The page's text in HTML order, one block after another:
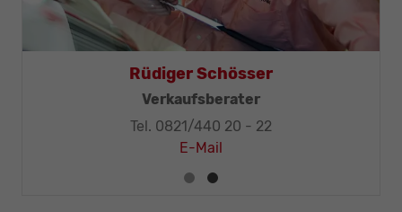
Rüdiger Schösser
Verkaufsberater
Tel. 0821/440 20 - 22
E-Mail